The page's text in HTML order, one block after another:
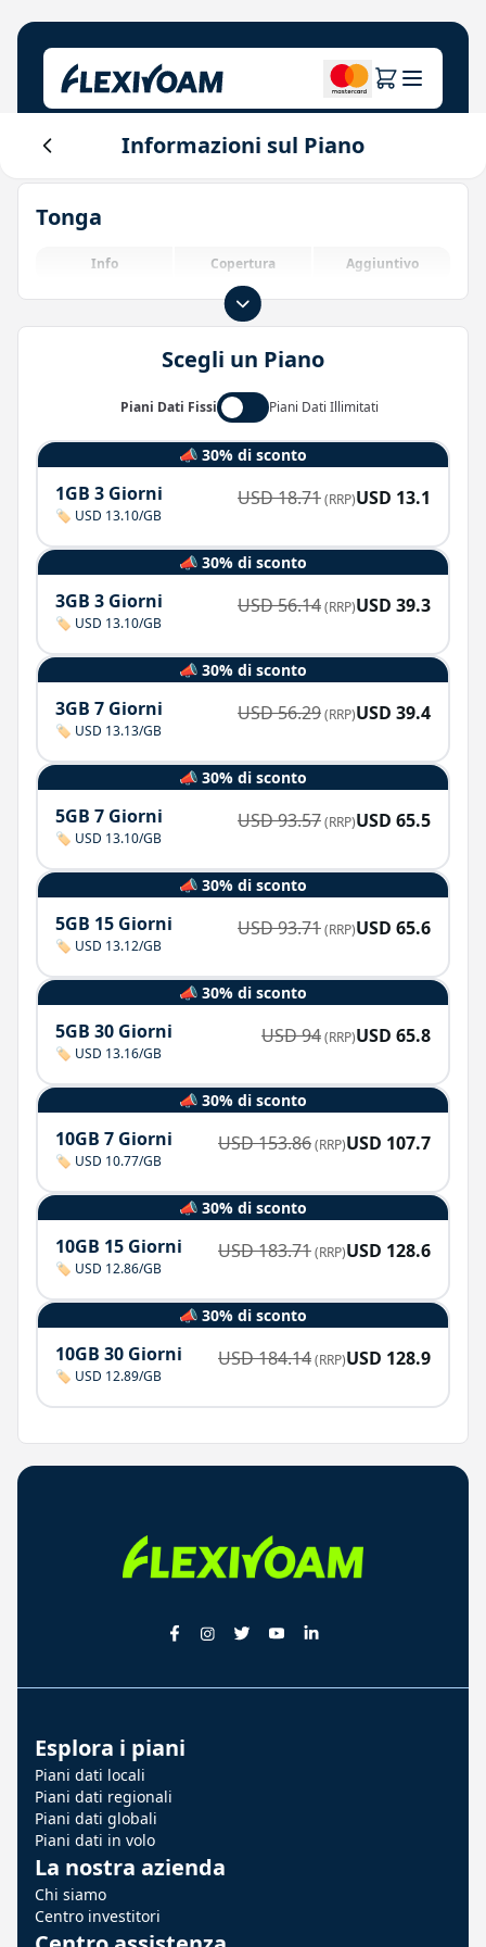
Esplora piani
Centro investitori
Per i brand
Login
Informazioni sul Piano
Tonga
Info Copertura Aggiuntivo
Scegli un Piano
Piani Dati Fissi Piani Dati Illimitati
📣 30% di sconto
1GB 3 Giorni
🏷️ USD 13.10/GB
USD18.71(RRP)USD 13.1
📣 30% di sconto
3GB 3 Giorni
🏷️ USD 13.10/GB
USD56.14(RRP)USD 39.3
📣 30% di sconto
3GB 7 Giorni
🏷️ USD 13.13/GB
USD56.29(RRP)USD 39.4
📣 30% di sconto
5GB 7 Giorni
🏷️ USD 13.10/GB
USD93.57(RRP)USD 65.5
📣 30% di sconto
5GB 15 Giorni
🏷️ USD 13.12/GB
USD93.71(RRP)USD 65.6
📣 30% di sconto
5GB 30 Giorni
🏷️ USD 13.16/GB
USD94(RRP)USD 65.8
📣 30% di sconto
10GB 7 Giorni
🏷️ USD 10.77/GB
USD153.86(RRP)USD 107.7
📣 30% di sconto
10GB 15 Giorni
🏷️ USD 12.86/GB
USD183.71(RRP)USD 128.6
📣 30% di sconto
10GB 30 Giorni
🏷️ USD 12.89/GB
USD184.14(RRP)USD 128.9
Esplora i piani
Piani dati locali
Piani dati regionali
Piani dati globali
Piani dati in volo
La nostra azienda
Chi siamo
Centro investitori